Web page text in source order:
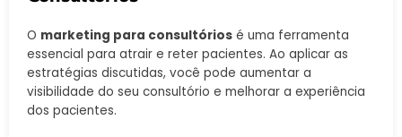
O marketing para consultórios é uma ferramenta
essencial para atrair e reter pacientes. Ao aplicar as
estratégias discutidas, você pode aumentar a
visibilidade do seu consultório e melhorar a experiência
dos pacientes.